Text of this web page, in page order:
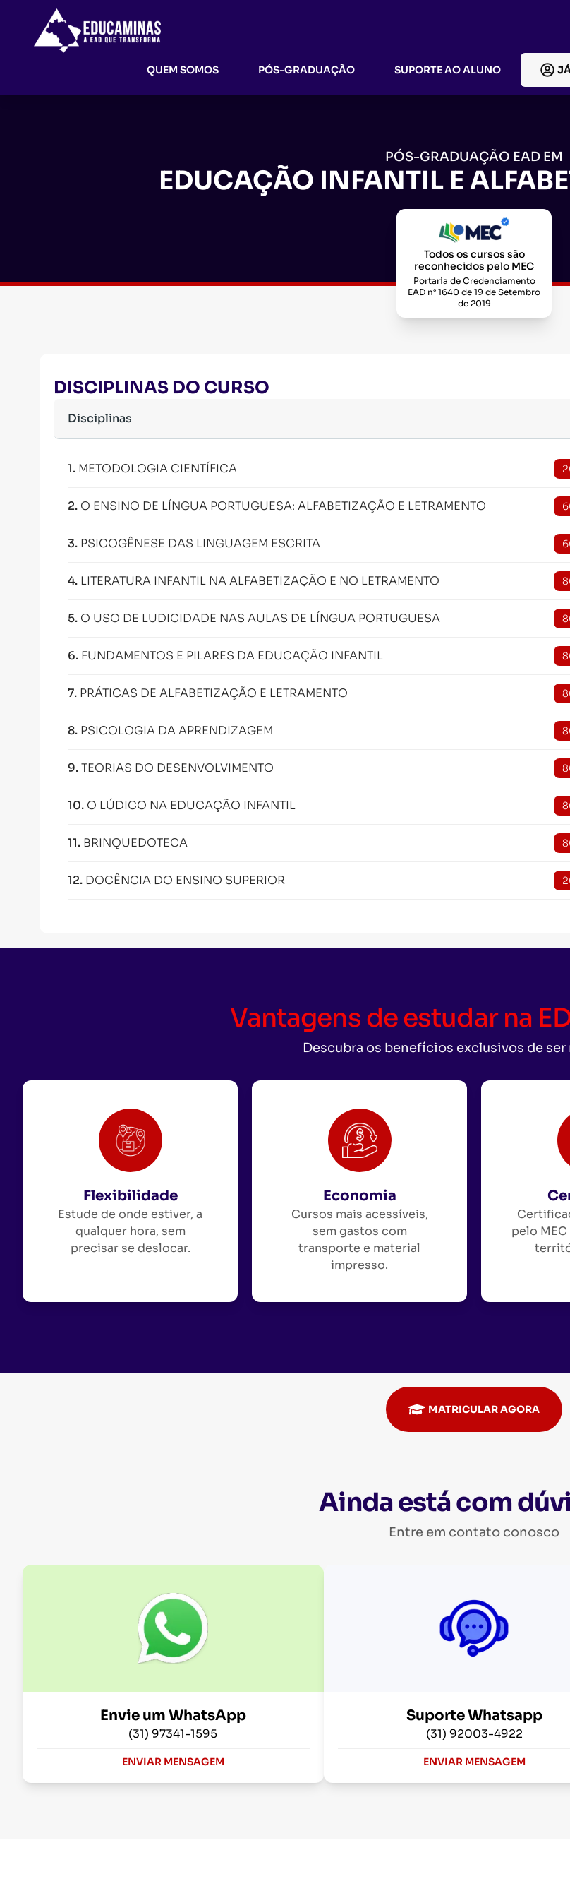
QUEM SOMOS PÓS-GRADUAÇÃO SUPORTE AO ALUNO
PÓS-GRADUAÇÃO EAD EM
EDUCAÇÃO INFANTIL E
Todos os cursos são
reconhecidos pelo MEC
Portaria de Credenciamento
EAD n° 1640 de 19 de Setembro
de 2019
DISCIPLINAS DO CURSO
Disciplinas
1. METODOLOGIA CIENTÍFICA
2. O ENSINO DE LÍNGUA PORTUGUESA: ALFABETIZAÇÃO E LETRAMENTO
3. PSICOGÊNESE DAS LINGUAGEM ESCRITA
4. LITERATURA INFANTIL NA ALFABETIZAÇÃO E NO LETRAMENTO
5. O USO DE LUDICIDADE NAS AULAS DE LÍNGUA PORTUGUESA
6. FUNDAMENTOS E PILARES DA EDUCAÇÃO INFANTIL
7. PRÁTICAS DE ALFABETIZAÇÃO E LETRAMENTO
8. PSICOLOGIA DA APRENDIZAGEM
9.TEORIAS DO DESENVOLVIMENTO
10. O LÚDICO NA EDUCAÇÃO INFANTIL
11. BRINQUEDOTECA
12. DOCÊNCIA DO ENSINO SUPERIOR
Vantagens de estudar na
Descubra os benefícios exclusivos de ser
Flexibilidade
Estude de onde estiver, a
qualquer hora, sem
precisar se deslocar.
Economia
Cursos mais acessíveis,
sem gastos com
transporte e material
impresso.
pelo
MATRICULAR AGORA
Ainda está com
Entre em contato conosco
Envie um WhatsApp
(31) 97341-1595
ENVIAR MENSAGEM
Suporte Whatsapp
(31) 92003-4922
ENVIAR MENSAGEM